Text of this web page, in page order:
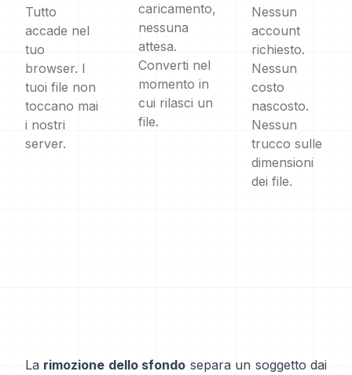
Tutto
accade nel
tuo
browser. I
tuoi file non
toccano mai
i nostri
server.
caricamento,
nessuna
attesa.
Converti nel
momento in
cui rilasci un
file.
Nessun
account
richiesto.
Nessun
costo
nascosto.
Nessun
trucco sulle
dimensioni
dei file.
La rimozione dello sfondo separa un soggetto dai